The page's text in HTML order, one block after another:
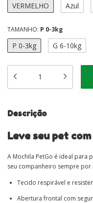
VERMELHO Azul
TAMANHO: P 0-3kg
P 0-3kg G 6-10kg
Descrição
Leve seu pet
A Mochila PetGo é ideal para
seu companheiro sempre por
Tecido respirável e
Abertura frontal com